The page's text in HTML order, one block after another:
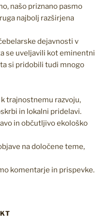
našo priznano pasmo
najbolj razširjena
dejavnosti v
se uveljavili kot eminentni
si pridobili tudi mnogo
trajnostnemu razvoju,
in lokalni pridelavi.
in občutljivo ekološko
na določene teme,
komentarje in prispevke.